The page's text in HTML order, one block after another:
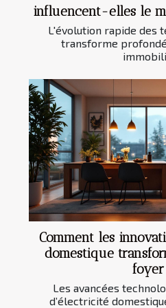
influencent-elles le
L'évolution rapide des
transforme
Comment les
domestique
foyer
Les avancées
d’électricité